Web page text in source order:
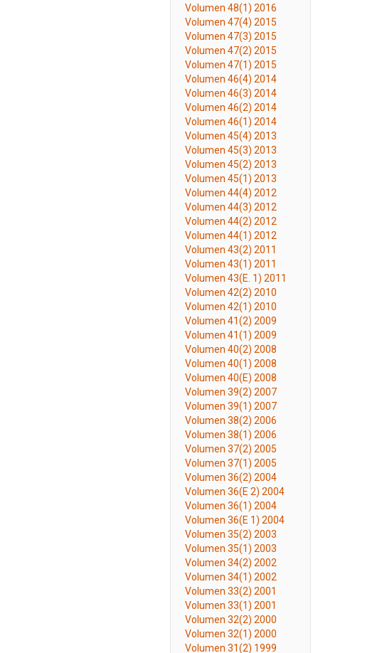
Volumen 48(1) 2016
Volumen 47(4) 2015
Volumen 47(3) 2015
Volumen 47(2) 2015
Volumen 47(1) 2015
Volumen 46(4) 2014
Volumen 46(3) 2014
Volumen 46(2) 2014
Volumen 46(1) 2014
Volumen 45(4) 2013
Volumen 45(3) 2013
Volumen 45(2) 2013
Volumen 45(1) 2013
Volumen 44(4) 2012
Volumen 44(3) 2012
Volumen 44(2) 2012
Volumen 44(1) 2012
Volumen 43(2) 2011
Volumen 43(1) 2011
Volumen 43(E. 1) 2011
Volumen 42(2) 2010
Volumen 42(1) 2010
Volumen 41(2) 2009
Volumen 41(1) 2009
Volumen 40(2) 2008
Volumen 40(1) 2008
Volumen 40(E) 2008
Volumen 39(2) 2007
Volumen 39(1) 2007
Volumen 38(2) 2006
Volumen 38(1) 2006
Volumen 37(2) 2005
Volumen 37(1) 2005
Volumen 36(2) 2004
Volumen 36(E 2) 2004
Volumen 36(1) 2004
Volumen 36(E 1) 2004
Volumen 35(2) 2003
Volumen 35(1) 2003
Volumen 34(2) 2002
Volumen 34(1) 2002
Volumen 33(2) 2001
Volumen 33(1) 2001
Volumen 32(2) 2000
Volumen 32(1) 2000
Volumen 31(2) 1999